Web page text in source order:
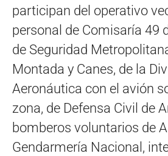
participan del operativo
personal de Comisaría 49
de Seguridad
Montada y Canes, de la
Aeronáutica con el avión
zona, de Defensa Civil de
bomberos voluntarios de
Gendarmería Nacional,